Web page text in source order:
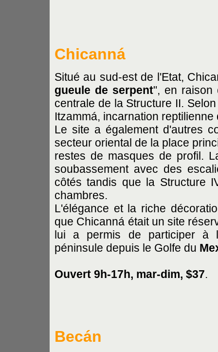
Chicanná
Situé au sud-est de l'Etat,
gueule de serpent", en raison
centrale de la Structure II.
Itzammá, incarnation
Le site a également d'autres
secteur oriental de la place
restes de masques de profil.
soubassement avec des
côtés tandis que la Structure
chambres.
L'élégance et la riche
que Chicanná était un site
lui a permis de participer à
péninsule depuis le Golfe du
Ouvert 9h-17h, mar-dim, $37.
Becán